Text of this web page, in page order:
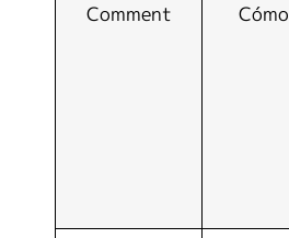
Comment
Cómo